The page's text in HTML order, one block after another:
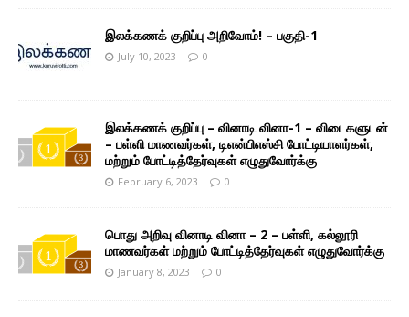
இலக்கணக் குறிப்பு அறிவோம்! – பகுதி-1
July 10, 2023 0
இலக்கணக் குறிப்பு – வினாடி வினா-1 – விடைகளுடன்
– பள்ளி மாணவர்கள், டிஎன்பிஎஸ்சி போட்டியாளர்கள்,
மற்றும் போட்டித்தேர்வுகள் எழுதுவோர்க்கு
February 6, 2023 0
பொது அறிவு வினாடி வினா – 2 – பள்ளி, கல்லூரி
மாணவர்கள் மற்றும் போட்டித்தேர்வுகள் எழுதுவோர்க்கு
January 8, 2023 0